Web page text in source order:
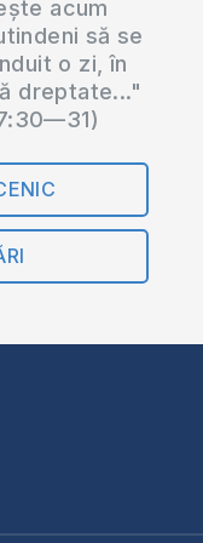
acum
să se
o zi, în
dreptate..."